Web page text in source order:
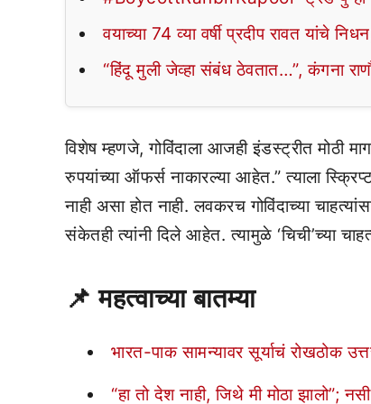
वयाच्या 74 व्या वर्षी प्रदीप रावत यांचे
“हिंदू मुली जेव्हा संबंध ठेवतात…”, कंगना
विशेष म्हणजे, गोविंदाला आजही इंडस्ट्रीत मोठी
रुपयांच्या ऑफर्स नाकारल्या आहेत.” त्याला
नाही असा होत नाही. लवकरच गोविंदाच्या
संकेतही त्यांनी दिले आहेत. त्यामुळे ‘चिची’च्या
📌 महत्वाच्या बातम्या
भारत-पाक सामन्यावर सूर्याचं रोखठोक
“हा तो देश नाही, जिथे मी मोठा झालो”;